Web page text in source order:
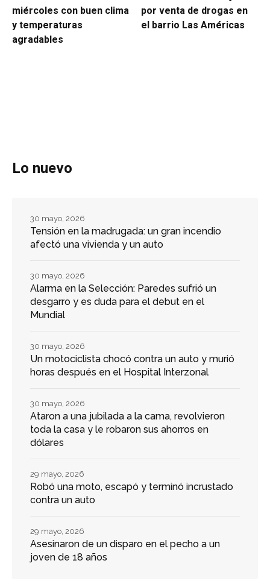
miércoles con buen clima
y temperaturas
agradables
por venta de drogas en
el barrio Las Américas
Lo nuevo
Tensión en la madrugada: un gran incendio
afectó una vivienda y un auto
30 mayo, 2026
Alarma en la Selección: Paredes sufrió un
desgarro y es duda para el debut en el
Mundial
30 mayo, 2026
Un motociclista chocó contra un auto y murió
horas después en el Hospital Interzonal
30 mayo, 2026
Ataron a una jubilada a la cama, revolvieron
toda la casa y le robaron sus ahorros en
dólares
30 mayo, 2026
Robó una moto, escapó y terminó incrustado
contra un auto
29 mayo, 2026
Asesinaron de un disparo en el pecho a un
joven de 18 años
29 mayo, 2026